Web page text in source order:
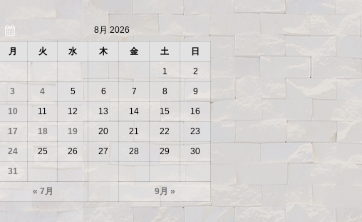
8月 2026
月 火 水 木 金 土
日
1
2
3
4 5 6 7 8
9
10
11 12 13 14 15
16
17
18 19 20 21 22
23
24
25 26 27 28 29
30
31
« 7月
9月 »